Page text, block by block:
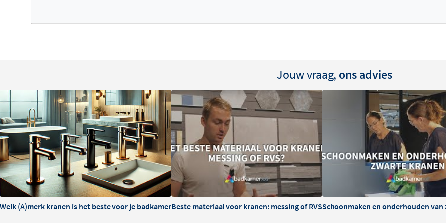
Jouw vraag, ons advies
Welk (A)merk kranen is het beste voor je badkamer?Beste materiaal voor kranen: messing of RVSSchoonmaken en onderhouden van